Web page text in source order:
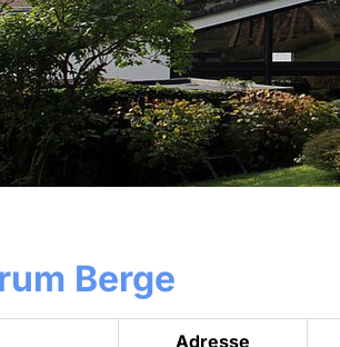
Berge
Adresse